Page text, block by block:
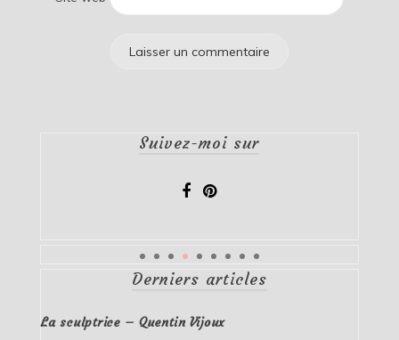
Suivez-moi sur
Derniers articles
La sculptrice – Quentin Vijoux